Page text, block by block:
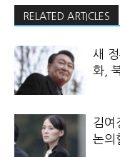
RELATED ARTICLES
새
화,
김여
논의